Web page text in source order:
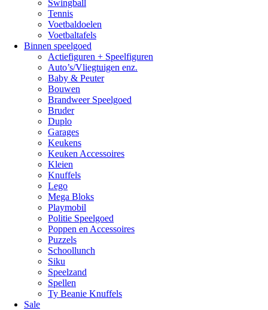
Swingball
Tennis
Voetbaldoelen
Voetbaltafels
Binnen speelgoed
Actiefiguren + Speelfiguren
Auto’s/Vliegtuigen enz.
Baby & Peuter
Bouwen
Brandweer Speelgoed
Bruder
Duplo
Garages
Keukens
Keuken Accessoires
Kleien
Knuffels
Lego
Mega Bloks
Playmobil
Politie Speelgoed
Poppen en Accessoires
Puzzels
Schoollunch
Siku
Speelzand
Spellen
Ty Beanie Knuffels
Sale